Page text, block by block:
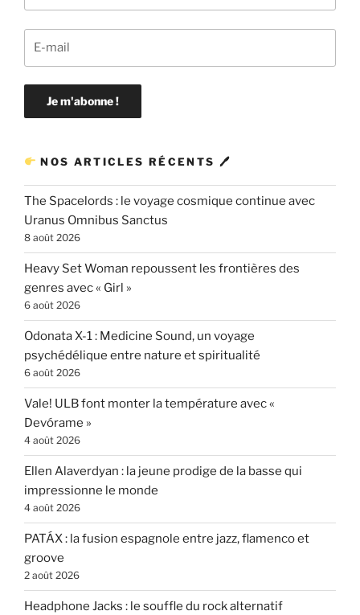
NOS ARTICLES RÉCENTS 🖊
The Spacelords : le voyage cosmique continue avec
Uranus Omnibus Sanctus
8 août 2026
Heavy Set Woman repoussent les frontières des
genres avec « Girl »
6 août 2026
Odonata X-1 : Medicine Sound, un voyage
psychédélique entre nature et spiritualité
6 août 2026
Vale! ULB font monter la température avec «
Devórame »
4 août 2026
Ellen Alaverdyan : la jeune prodige de la basse qui
impressionne le monde
4 août 2026
PATÁX : la fusion espagnole entre jazz, flamenco et
groove
2 août 2026
Headphone Jacks : le souffle du rock alternatif